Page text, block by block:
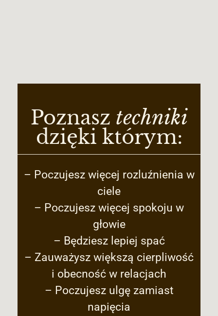
Poznasz techniki
dzięki którym:
– Poczujesz więcej rozluźnienia w
ciele
– Poczujesz więcej spokoju w
głowie
– Będziesz lepiej spać
– Zauważysz większą cierpliwość
i obecność w relacjach
– Poczujesz ulgę zamiast
napięcia